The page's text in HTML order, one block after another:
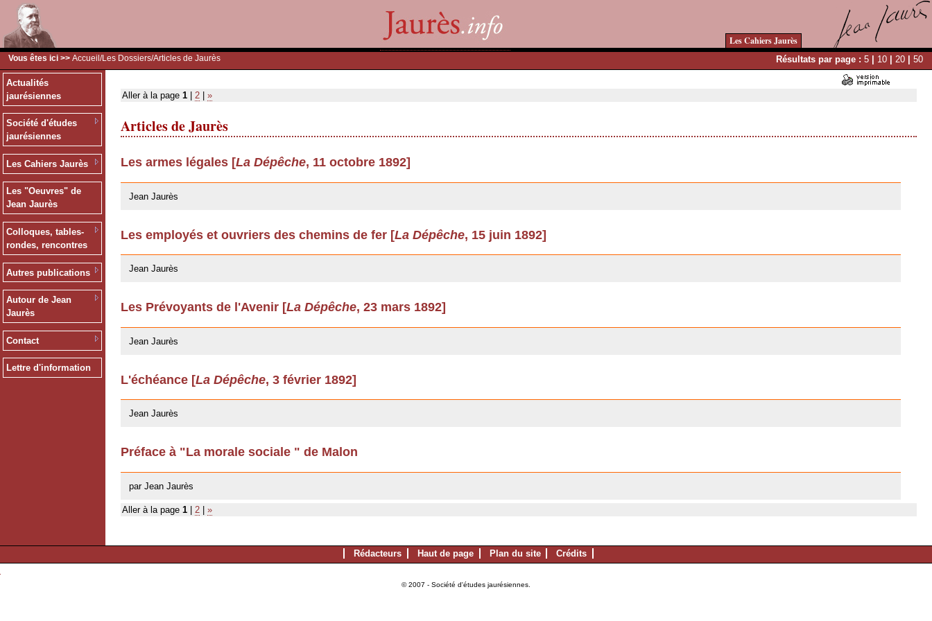
Les Cahiers Jaurès
Vous êtes ici >> Accueil /Les Dossiers/Articles de Jaurès Résultats par page : 5 | 10 | 20 | 50
Actualités
jaurésiennes
Société d'études
jaurésiennes
Les Cahiers Jaurès
Les "Oeuvres" de
Jean Jaurès
Colloques, tables-
rondes, rencontres
Autres publications
Autour de Jean
Jaurès
Contact
Lettre d'information
Aller à la page 1 2 »
Articles de Jaurès
Les armes légales [La Dépêche, 11 octobre 1892]
Jean Jaurès
Les employés et ouvriers des chemins de fer [La Dépêche, 15 juin 1892]
Jean Jaurès
Les Prévoyants de l'Avenir [La Dépêche, 23 mars 1892]
Jean Jaurès
L'échéance [La Dépêche, 3 février 1892]
Jean Jaurès
Préface à "La morale sociale " de Malon
par Jean Jaurès
Aller à la page 1 2 »
Rédacteurs Haut de page Plan du site Crédits
© 2007 - Société d'études jaurésiennes.